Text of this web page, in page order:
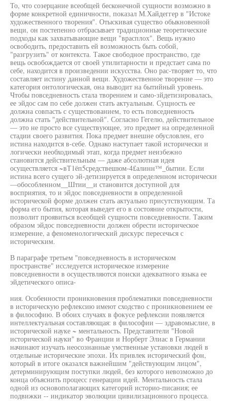
То, что созерцание всеобщей бесконечной сущности возможно в
форме конкретной единичности, показал М.Хайдеггер в "Истоке
художественного творения". Отыскивая существо обыкновенной
вещи, он постепенно отбрасывает традиционные теоретические
подходы как захватывающие вещи "врасплох". Вещь нужно
освободить, предоставить ей возможность быть собой,
"разгрузить" от контекста. Такое свободное пространство, где
вещь освобождается от своей утилитарности и предстает сама по
себе, находится в произведении искусства. Оно рас-творяет то, что
составляет истину данной вещи. Художественное творение — это
категория онтологическая, она выводит на бытийный уровень.
Чтобы повседневность стала творением и само-зйдетизировалась,
ее эйдос сам по себе должен стать актуальным. Сущность ее
должна совпасть с существованием, то есть повседневность
должна стать "действительной". Согласно Гегелю, действительное
— это не просто все существующее, это предмет на определенной
стадии своего развития. Пока предмет внешне обусловлен, его
истина находится в-себе. Однако наступает такой исторически и
логически необходимый этап, когда предмет неизбежно
становится действительным — даже абсолютная идея
осуществляется ~вТ1ёп5средствешюм-4£алинн™_бытии. Если
истина всего сущего эй-детизируется в определенном исторически
—обособленном__Штии__и становится доступной для
восприятия, то и эйдос повседневности в определенной
исторической форме должен стать актуально присутствующим. Та
форма его бытия, которая выведет его в состояние открытости,
позволит проявиться всеобщей сущности повседневности. Таким
образом эйдос повседневности должен обрести историческое
измерение, а феноменологический дискурс пересечься с
историческим.
В параграфе третьем "повседневность в историческом
пространстве" исследуется историческое измерение
повседневности в осуществляются поиски адекватного языка ее
эйдетического описа-
ния. Особенности проникновения проблематики повседневности
в историческую рефлексию имеют сходство с проникновением ее
в философию. В обоих случаях в фокусе рефлексии появляется
интеллектуальная составляющая: в философии — здравомыслие, в
исторической науке ~ ментальность. Представители "Новой
исторической науки" во Франции и Норберт Элиас в Германии
начинают изучать неосознанные умственные установки людей в
отдельные исторические эпохи. Их привлек исторический фон,
который в итоге оказался важнейшим "действующим лицом",
детерминирующим поступки людей, без которого невозможно до
конца объяснить процесс генерации идей. Ментальность стала
одной из основополагающих категорий историо-писания; ее
подвижки -- индикатор эволюции цивилизационного процесса.